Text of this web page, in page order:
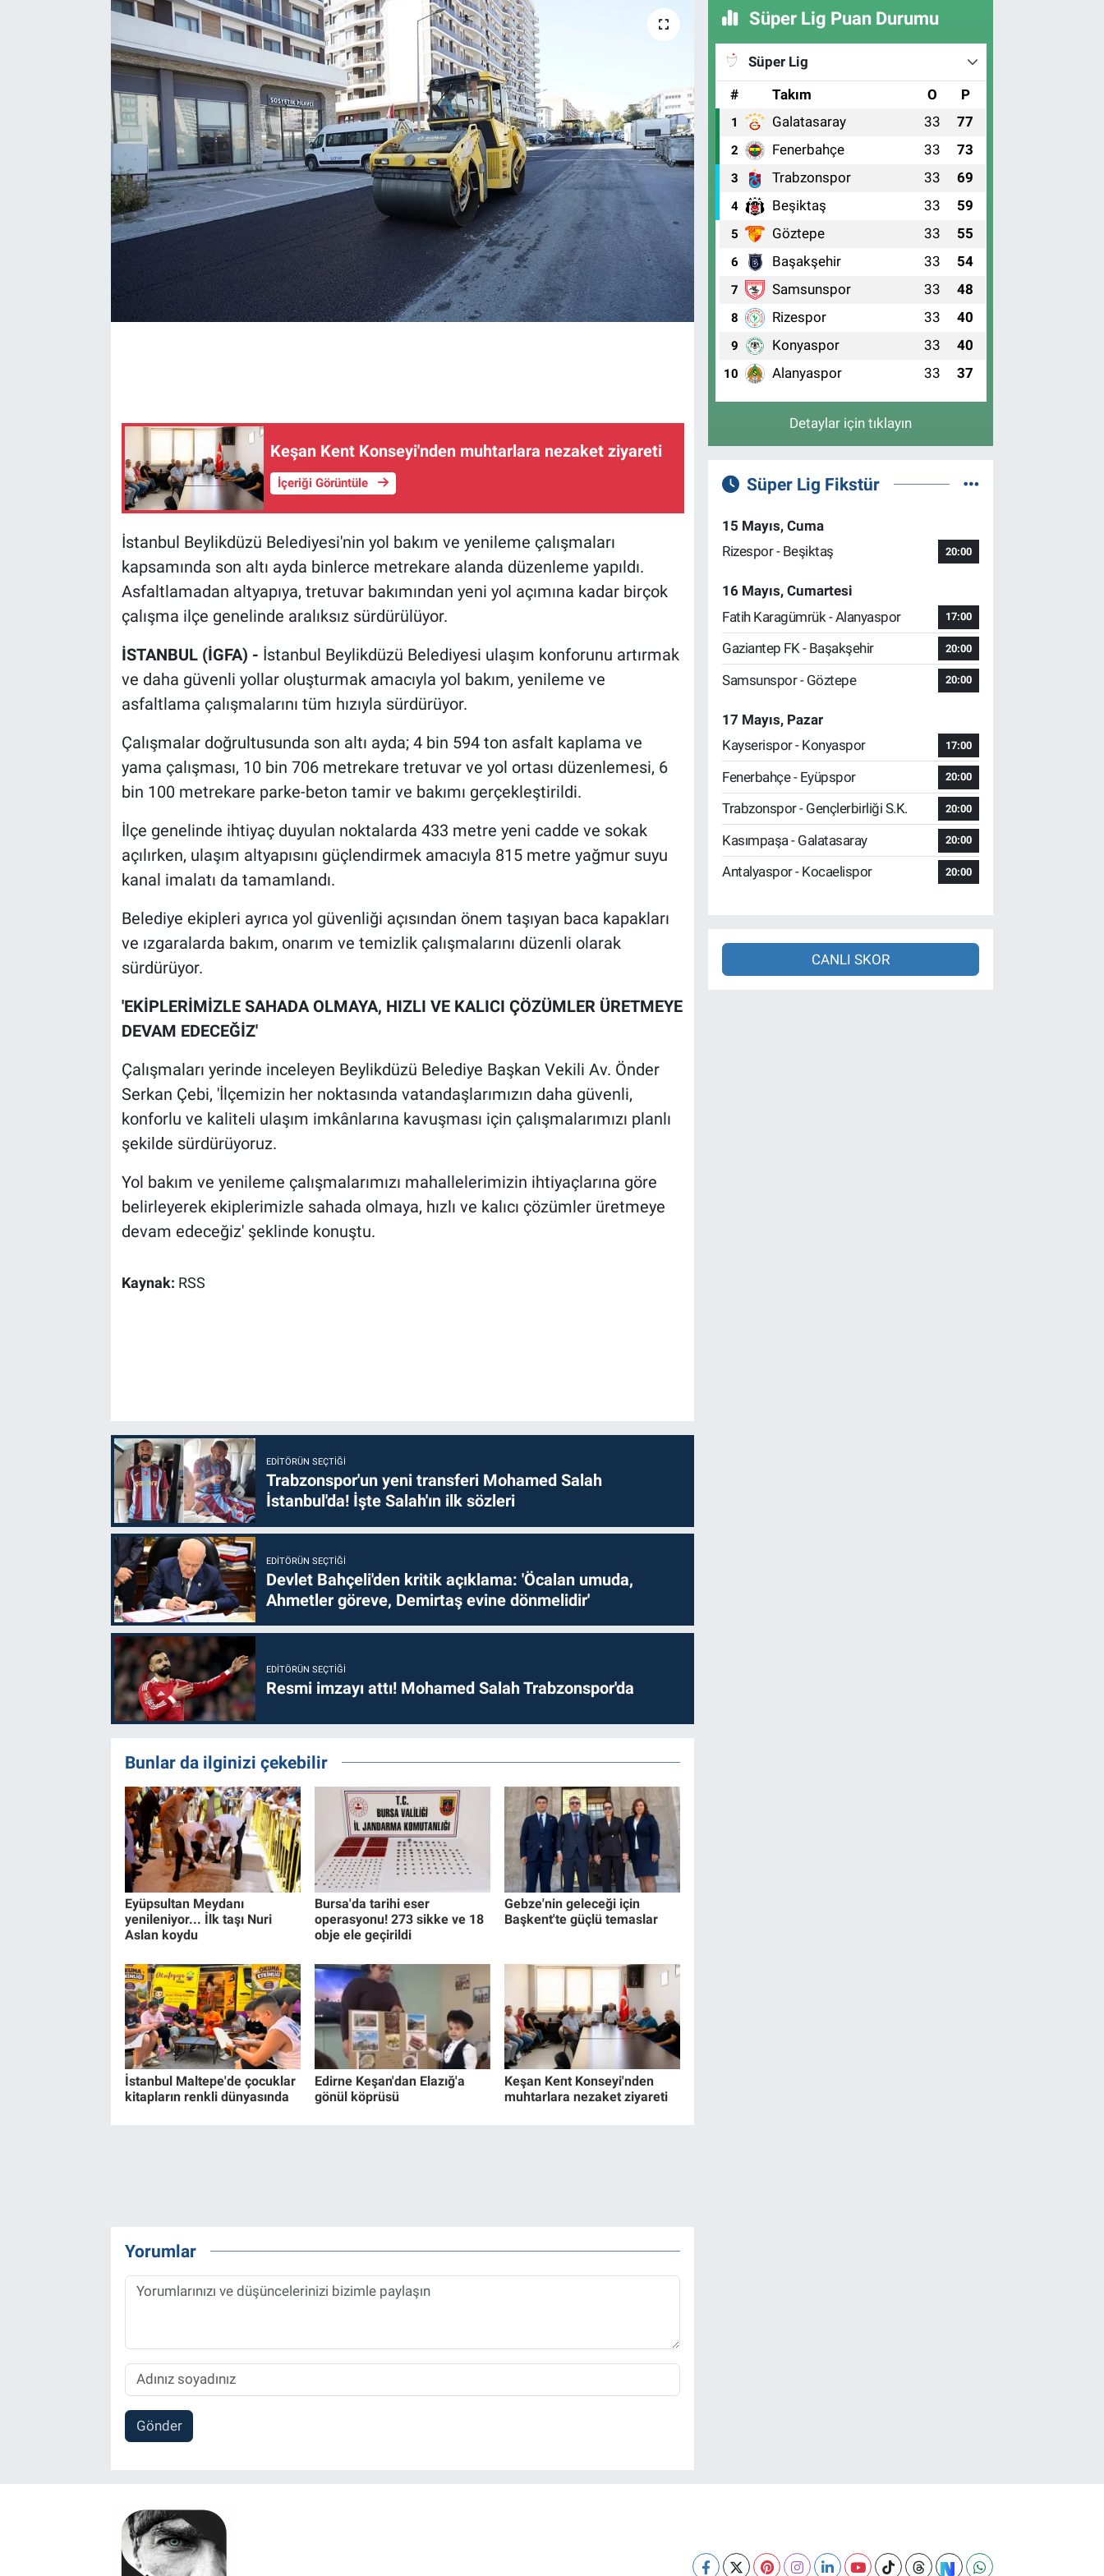
Keşan Kent Konseyi'nden muhtarlara nezaket ziyareti
İçeriği Görüntüle
İstanbul Beylikdüzü Belediyesi'nin yol bakım ve yenileme çalışmaları
kapsamında son altı ayda binlerce metrekare alanda düzenleme yapıldı.
Asfaltlamadan altyapıya, tretuvar bakımından yeni yol açımına kadar birçok
çalışma ilçe genelinde aralıksız sürdürülüyor.
İSTANBUL (İGFA) - İstanbul Beylikdüzü Belediyesi ulaşım konforunu artırmak
ve daha güvenli yollar oluşturmak amacıyla yol bakım, yenileme ve
asfaltlama çalışmalarını tüm hızıyla sürdürüyor.
Çalışmalar doğrultusunda son altı ayda; 4 bin 594 ton asfalt kaplama ve
yama çalışması, 10 bin 706 metrekare tretuvar ve yol ortası düzenlemesi, 6
bin 100 metrekare parke-beton tamir ve bakımı gerçekleştirildi.
İlçe genelinde ihtiyaç duyulan noktalarda 433 metre yeni cadde ve sokak
açılırken, ulaşım altyapısını güçlendirmek amacıyla 815 metre yağmur suyu
kanal imalatı da tamamlandı.
Belediye ekipleri ayrıca yol güvenliği açısından önem taşıyan baca kapakları
ve ızgaralarda bakım, onarım ve temizlik çalışmalarını düzenli olarak
sürdürüyor.
'EKİPLERİMİZLE SAHADA OLMAYA, HIZLI VE KALICI ÇÖZÜMLER ÜRETMEYE
DEVAM EDECEĞİZ'
Çalışmaları yerinde inceleyen Beylikdüzü Belediye Başkan Vekili Av. Önder
Serkan Çebi, 'İlçemizin her noktasında vatandaşlarımızın daha güvenli,
konforlu ve kaliteli ulaşım imkânlarına kavuşması için çalışmalarımızı planlı
şekilde sürdürüyoruz.
Yol bakım ve yenileme çalışmalarımızı mahallelerimizin ihtiyaçlarına göre
belirleyerek ekiplerimizle sahada olmaya, hızlı ve kalıcı çözümler üretmeye
devam edeceğiz' şeklinde konuştu.
Kaynak: RSS
EDITÖRÜN SEÇTIĞI
Trabzonspor'un yeni transferi Mohamed Salah
İstanbul'da! İşte Salah'ın ilk sözleri
EDITÖRÜN SEÇTIĞI
Devlet Bahçeli'den kritik açıklama: 'Öcalan umuda,
Ahmetler göreve, Demirtaş evine dönmelidir'
EDITÖRÜN SEÇTIĞI
Resmi imzayı attı! Mohamed Salah Trabzonspor'da
Bunlar da ilginizi çekebilir
Eyüpsultan Meydanı
yenileniyor... İlk taşı Nuri
Aslan koydu
Bursa'da tarihi eser
operasyonu! 273 sikke ve 18
obje ele geçirildi
Gebze'nin geleceği için
Başkent'te güçlü temaslar
İstanbul Maltepe'de çocuklar
kitapların renkli dünyasında
Edirne Keşan'dan Elazığ'a
gönül köprüsü
Keşan Kent Konseyi'nden
muhtarlara nezaket ziyareti
Yorumlar
Gönder
Süper Lig Puan Durumu
Süper Lig
#
Takım O P
1 Galatasaray 33 77
2 Fenerbahçe 33 73
3 Trabzonspor 33 69
4 Beşiktaş 33 59
5 Göztepe 33 55
6 Başakşehir 33 54
7 Samsunspor 33 48
8 Rizespor 33 40
9 Konyaspor 33 40
10 Alanyaspor 33 37
Detaylar için tıklayın
Süper Lig Fikstür
15 Mayıs, Cuma
Rizespor - Beşiktaş
20:00
16 Mayıs, Cumartesi
Fatih Karagümrük - Alanyaspor
17:00
Gaziantep FK - Başakşehir 20:00
Samsunspor - Göztepe 20:00
17 Mayıs, Pazar
Kayserispor - Konyaspor
17:00
Fenerbahçe - Eyüpspor 20:00
Trabzonspor - Gençlerbirliği S.K. 20:00
Kasımpaşa - Galatasaray 20:00
Antalyaspor - Kocaelispor 20:00
CANLI SKOR